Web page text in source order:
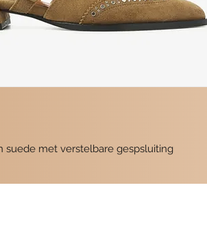
suede met verstelbare gespsluiting